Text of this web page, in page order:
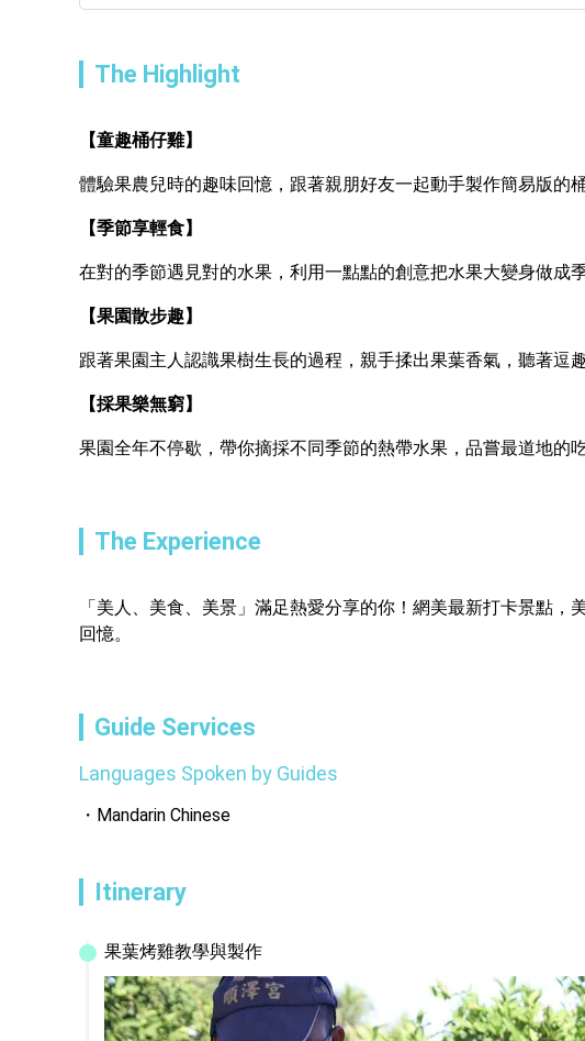
The Highlight
【童趣桶仔雞】
體驗果農兒時的趣味回憶，跟著親朋好友一起動手製作簡易版的
【季節享輕食】
在對的季節遇見對的水果，利用一點點的創意把水果大變身做成
【果園散步趣】
跟著果園主人認識果樹生長的過程，親手揉出果葉香氣，聽著逗
【採果樂無窮】
果園全年不停歇，帶你摘採不同季節的熱帶水果，品嘗最道地的
The Experience
「美人、美食、美景」滿足熱愛分享的你！網美最新打卡景點
回憶。
Guide Services
Languages Spoken by Guides
Mandarin Chinese
Itinerary
果葉烤雞教學與製作